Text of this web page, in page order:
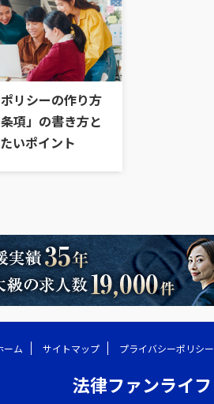
リシーの作り方
項」の書き方と
いポイント
ーム サイトマップ プライバシーポリシー
法律ファンライフ